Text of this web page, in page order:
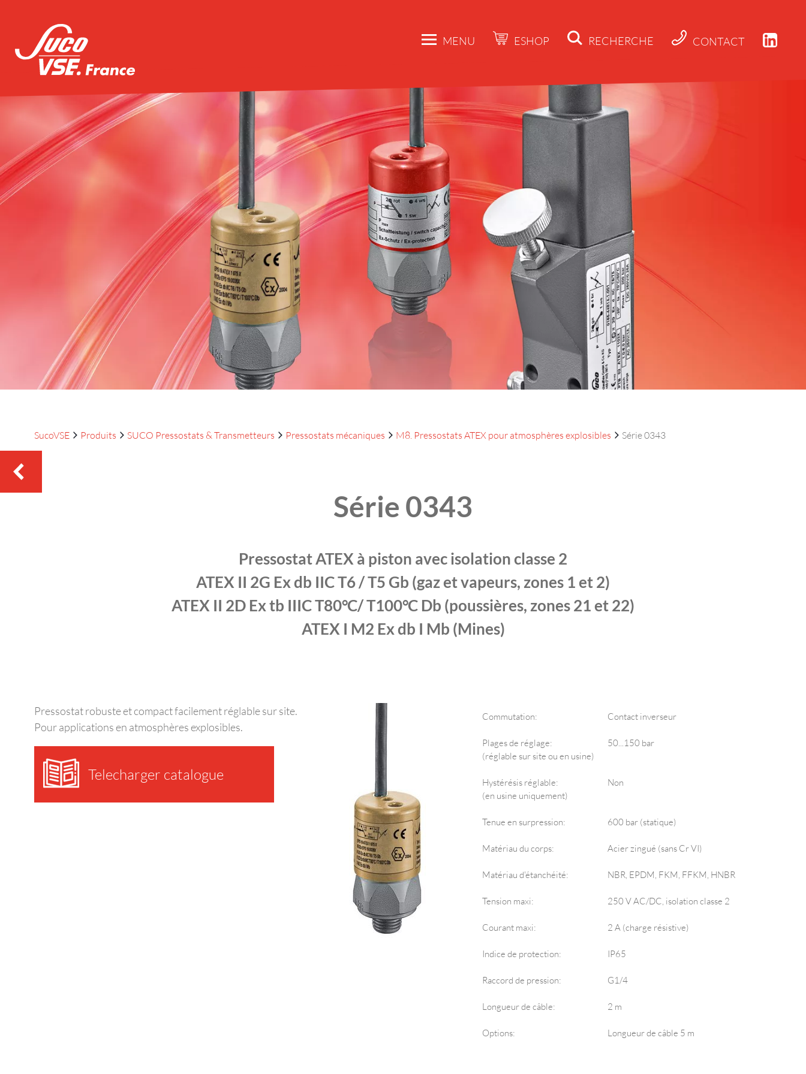
MENU ESHOP RECHERCHE CONTACT
SucoVSE Produits SUCO Pressostats & Transmetteurs Pressostats mécaniques M8. Pressostats ATEX pour atmosphères explosibles Série 0343
Série 0343
Pressostat ATEX à piston avec isolation classe 2
ATEX II 2G Ex db IIC T6 / T5 Gb (gaz et vapeurs, zones 1 et 2)
ATEX II 2D Ex tb IIIC T80°C/ T100°C Db (poussières, zones 21 et 22)
ATEX I M2 Ex db I Mb (Mines)
Pressostat robuste et compact facilement réglable sur site.
Pour applications en atmosphères explosibles.
Telecharger catalogue
Commutation: Contact inverseur
Plages de réglage:
(réglable sur site ou en usine)
50...150 bar
Hystérésis réglable:
(en usine uniquement)
Non
Tenue en surpression: 600 bar (statique)
Matériau du corps: Acier zingué (sans Cr VI)
Matériau d'étanchéité: NBR, EPDM, FKM, FFKM, HNBR
Tension maxi: 250 V AC/DC, isolation classe 2
Courant maxi: 2 A (charge résistive)
Indice de protection: IP65
Raccord de pression: G1/4
Longueur de câble: 2 m
Options: Longueur de câble 5 m
Actualités